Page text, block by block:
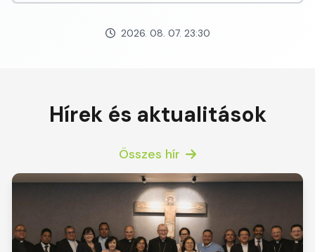
2026. 08. 07. 23:30
Hírek és aktualitások
Összes hír